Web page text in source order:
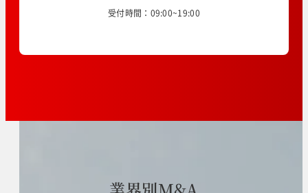
受付時間：09:00~19:00